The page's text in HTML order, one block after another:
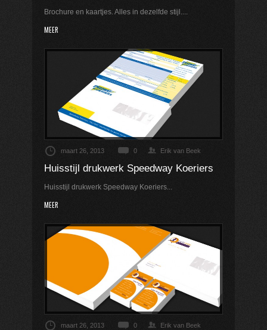
Brochure en kaartjes. Alles in dezelfde stijl....
MEER
maart 26, 2013 0 Erik van Beek
Huisstijl drukwerk Speedway Koeriers
Huisstijl drukwerk Speedway Koeriers...
MEER
maart 26, 2013 0 Erik van Beek